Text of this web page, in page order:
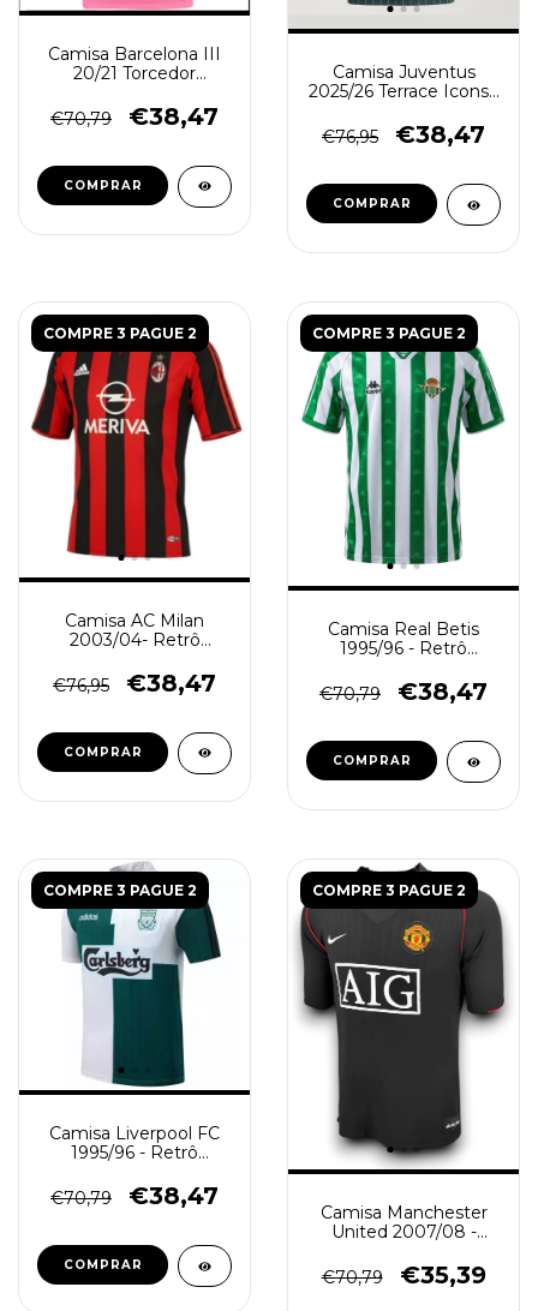
Camisa Barcelona III
20/21 Torcedor
€70,79
€38,47
COMPRAR
Camisa Juventus
2025/26 Terrace Icons -
Verde
€76,95 €38,47
COMPRAR
COMPRE 3 PAGUE 2
Camisa AC Milan
2003/04- Retrô
Preta
€76,95 €38,47
COMPRAR
COMPRE 3 PAGUE 2
Camisa Real Betis
1995/96 - Retrô
Branca
€70,79 €38,47
COMPRAR
COMPRE 3 PAGUE 2
Camisa Liverpool FC
1995/96 - Retrô
Verde
€70,79 €38,47
COMPRAR
COMPRE 3 PAGUE 2
Camisa Manchester
United 2007/08 -
Preto
€70,79 €35,39